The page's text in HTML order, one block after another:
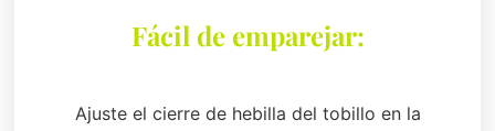
Fácil de emparejar:
Ajuste el cierre de hebilla del tobillo en la